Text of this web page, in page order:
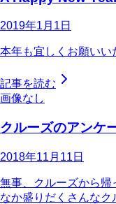
2019年1月1日
本年も宜しくお願いい
記事を読む
画像なし
クルーズのアンケ
2018年11月11日
無事、クルーズから
なか盛りだくさんな